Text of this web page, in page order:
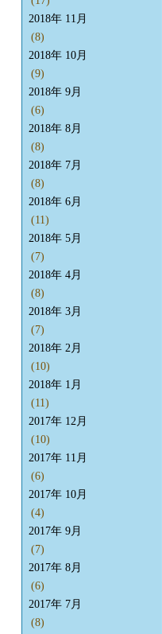
2018年 11月
(8)
2018年 10月
(9)
2018年 9月
(6)
2018年 8月
(8)
2018年 7月
(8)
2018年 6月
(11)
2018年 5月
(7)
2018年 4月
(8)
2018年 3月
(7)
2018年 2月
(10)
2018年 1月
(11)
2017年 12月
(10)
2017年 11月
(6)
2017年 10月
(4)
2017年 9月
(7)
2017年 8月
(6)
2017年 7月
(8)